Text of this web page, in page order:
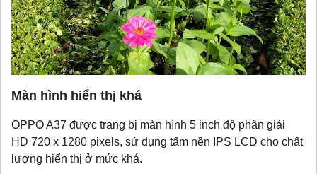
Màn hình hiển thị khá
OPPO A37 được trang bị màn hình 5 inch độ phân giải
HD 720 x 1280 pixels, sử dụng tấm nền IPS LCD cho chất
lượng hiển thị ở mức khá.